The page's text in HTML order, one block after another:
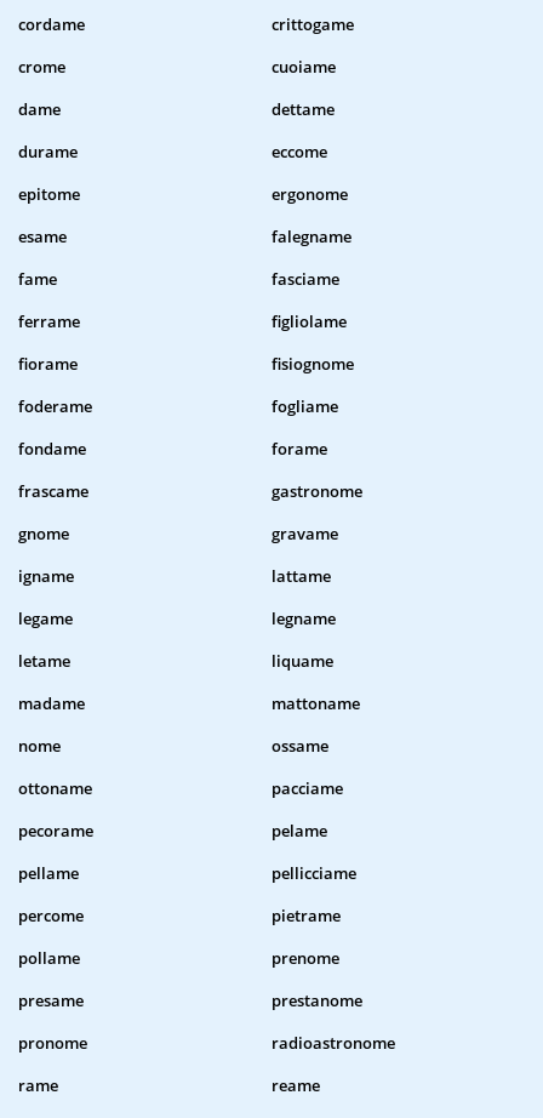
cordame
crittogame
crome
cuoiame
dame
dettame
durame
eccome
epitome
ergonome
esame
falegname
fame
fasciame
ferrame
figliolame
fiorame
fisiognome
foderame
fogliame
fondame
forame
frascame
gastronome
gnome
gravame
igname
lattame
legame
legname
letame
liquame
madame
mattoname
nome
ossame
ottoname
pacciame
pecorame
pelame
pellame
pellicciame
percome
pietrame
pollame
prenome
presame
prestanome
pronome
radioastronome
rame
reame